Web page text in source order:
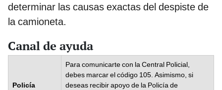
determinar las causas exactas del despiste de
la camioneta.
Canal de ayuda
Policía
Para comunicarte con la Central Policial,
debes marcar el código 105. Asimismo, si
deseas recibir apoyo de la Policía de